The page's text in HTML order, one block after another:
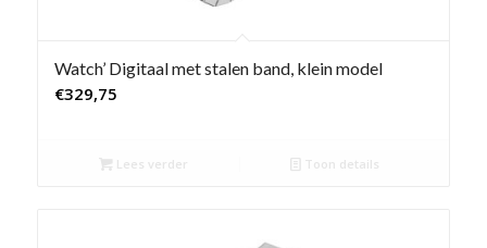
Watch’ Digitaal met stalen band, klein model
€329,75
Lees verder Toon details